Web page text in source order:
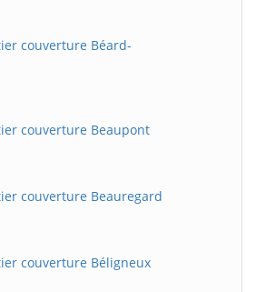
couverture Béard-
couverture Beaupont
couverture Beauregard
couverture Béligneux